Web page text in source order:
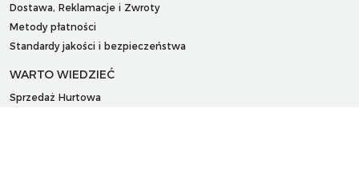
Dostawa, Reklamacje i Zwroty
Metody płatności
Standardy jakości i bezpieczeństwa
WARTO WIEDZIEĆ
Sprzedaż Hurtowa